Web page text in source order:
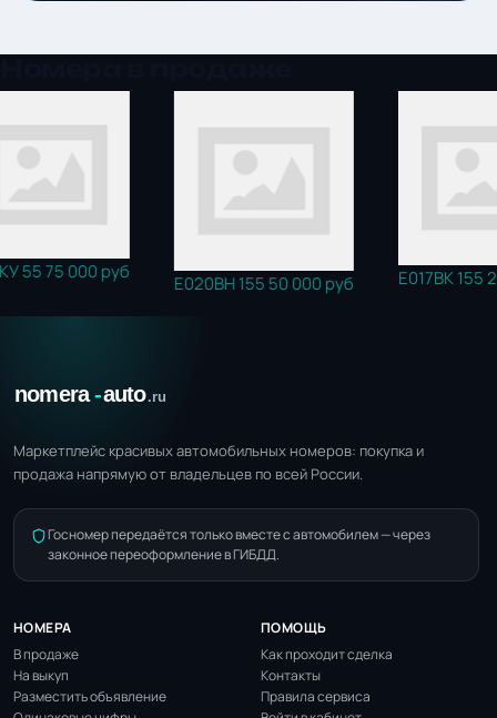
Е020ВН 15550 000 руб Е017ВК 15525 000 руб
Маркетплейс красивых автомобильных номеров: покупка и
продажа напрямую от владельцев по всей России.
Госномер передаётся только вместе с автомобилем — через
законное переоформление в ГИБДД.
НОМЕРА
В продаже
На выкуп
Разместить объявление
ПОМОЩЬ
Как проходит сделка
Контакты
Правила сервиса